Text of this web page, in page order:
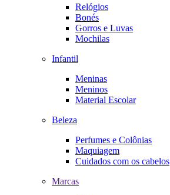
Relógios
Bonés
Gorros e Luvas
Mochilas
Infantil
Meninas
Meninos
Material Escolar
Beleza
Perfumes e Colônias
Maquiagem
Cuidados com os cabelos
Marcas